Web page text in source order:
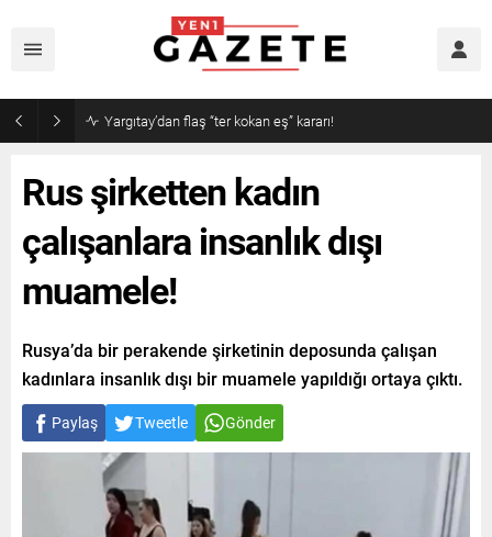
Yargıtay’dan flaş “ter kokan eş” kararı!
Rus şirketten kadın
çalışanlara insanlık dışı
muamele!
Rusya’da bir perakende şirketinin deposunda çalışan
kadınlara insanlık dışı bir muamele yapıldığı ortaya çıktı.
Paylaş Tweetle Gönder